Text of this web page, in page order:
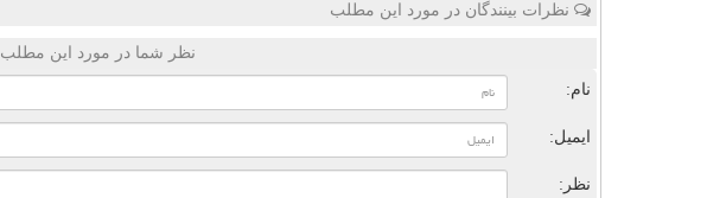
نظرات بینندگان در مورد این مطلب
نظر شما در مورد این مطلب
نام:
ایمیل:
نظر: